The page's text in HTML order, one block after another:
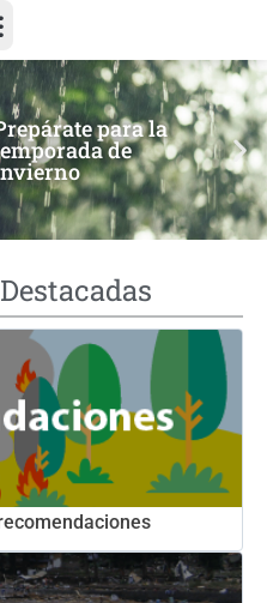
para la
de